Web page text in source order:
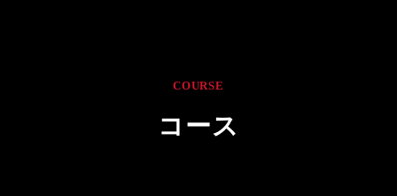
COURSE
コース